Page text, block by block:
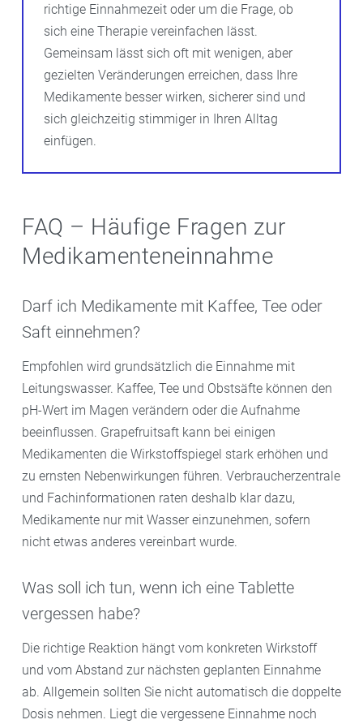
richtige Einnahmezeit oder um die Frage, ob
sich eine Therapie vereinfachen lässt.
Gemeinsam lässt sich oft mit wenigen, aber
gezielten Veränderungen erreichen, dass Ihre
Medikamente besser wirken, sicherer sind und
sich gleichzeitig stimmiger in Ihren Alltag
einfügen.
FAQ – Häufige Fragen zur
Medikamenteneinnahme
Darf ich Medikamente mit Kaffee, Tee oder
Saft einnehmen?
Empfohlen wird grundsätzlich die Einnahme mit
Leitungswasser. Kaffee, Tee und Obstsäfte können den
pH-Wert im Magen verändern oder die Aufnahme
beeinflussen. Grapefruitsaft kann bei einigen
Medikamenten die Wirkstoffspiegel stark erhöhen und
zu ernsten Nebenwirkungen führen. Verbraucherzentrale
und Fachinformationen raten deshalb klar dazu,
Medikamente nur mit Wasser einzunehmen, sofern
nicht etwas anderes vereinbart wurde.
Was soll ich tun, wenn ich eine Tablette
vergessen habe?
Die richtige Reaktion hängt vom konkreten Wirkstoff
und vom Abstand zur nächsten geplanten Einnahme
ab. Allgemein sollten Sie nicht automatisch die doppelte
Dosis nehmen. Liegt die vergessene Einnahme noch